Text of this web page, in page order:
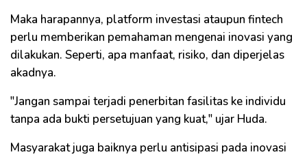
Maka harapannya, platform investasi ataupun fintech
perlu memberikan pemahaman mengenai inovasi yang
dilakukan. Seperti, apa manfaat, risiko, dan diperjelas
akadnya.
"Jangan sampai terjadi penerbitan fasilitas ke individu
tanpa ada bukti persetujuan yang kuat," ujar Huda.
Masyarakat juga baiknya perlu antisipasi pada inovasi